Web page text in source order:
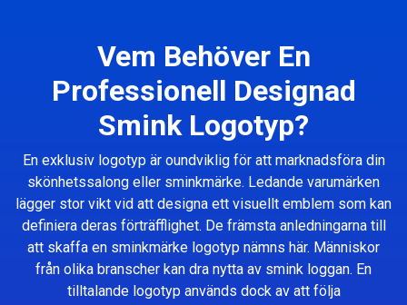
Vem Behöver En
Professionell Designad
Smink Logotyp?
En exklusiv logotyp är oundviklig för att marknadsföra din
skönhetssalong eller sminkmärke. Ledande varumärken
lägger stor vikt vid att designa ett visuellt emblem som kan
definiera deras förträfflighet. De främsta anledningarna till
att skaffa en sminkmärke logotyp nämns här. Människor
från olika branscher kan dra nytta av smink loggan. En
tilltalande logotyp används dock av att följa